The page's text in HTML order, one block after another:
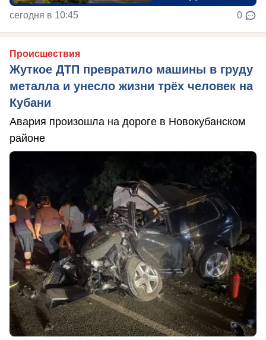
сегодня в 10:45 0
Происшествия
Жуткое ДТП превратило машины в груду
металла и унесло жизни трёх человек на
Кубани
Авария произошла на дороге в Новокубанском
районе